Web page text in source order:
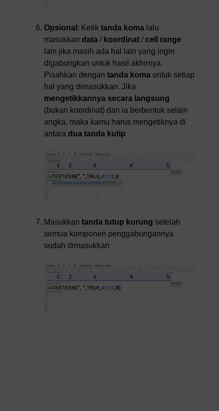
Opsional : Ketik tanda koma lalu
masukkan data / koordinat /cell range
lain jika masih ada hal lain yang ingin
digabungkan untuk hasil akhirnya.
Pisahkan dengan tanda koma untuk setiap
hal yang dimasukkan. Jika
mengetikkannya secara langsung
(bukan koordinat) dan ia berbentuk selain
angka, maka kamu harus mengetiknya di
antara dua tanda kutip
Masukkan tanda tutup kurung setelah
semua komponen penggabungannya
sudah dimasukkan